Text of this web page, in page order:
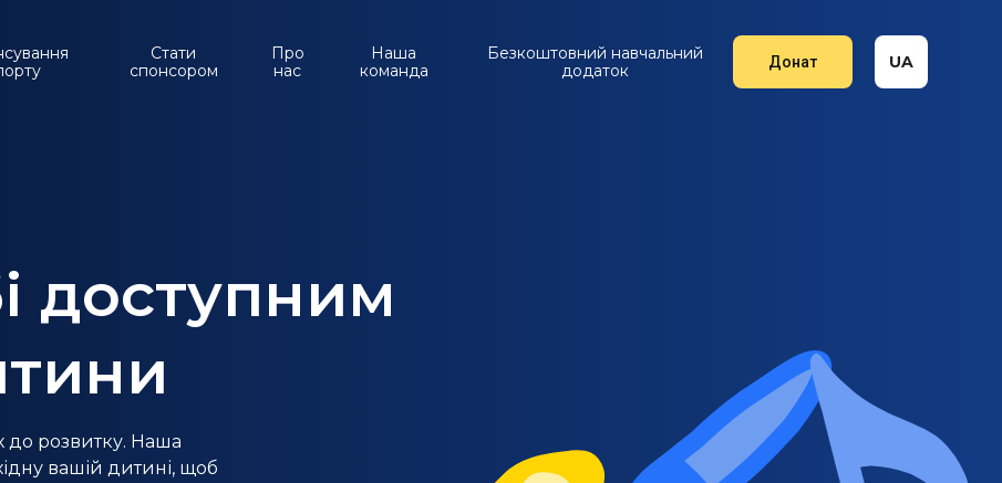
Стати
спонсором
Про
нас
Наша
команда
Безкоштовний навчальний
додаток
Донат UA
доступним
до розвитку. Наша
вашій дитині, щоб